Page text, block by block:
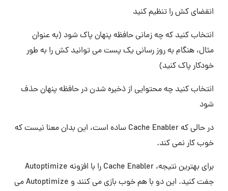
انقضای کش را تنظیم کنید
انتخاب کنید که چه زمانی حافظه پنهان پاک شود (به عنوان
مثال، هنگام به روز رسانی یک پست می توانید کش را به طور
خودکار پاک کنید)
انتخاب کنید چه محتوایی از ذخیره شدن در حافظه پنهان حذف
شود
در حالی که Cache Enabler ساده است، این بدان معنا نیست که
خوب کار نمی کند.
برای بهترین نتیجه، Cache Enabler را با افزونه Autoptimize
جفت کنید. این دو با هم خوب بازی می کنند و Autoptimize می